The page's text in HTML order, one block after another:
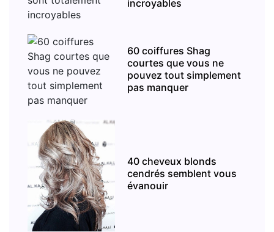
incroyables
60 coiffures Shag
courtes que vous ne
pouvez tout simplement
pas manquer
40 cheveux blonds
cendrés semblent vous
évanouir